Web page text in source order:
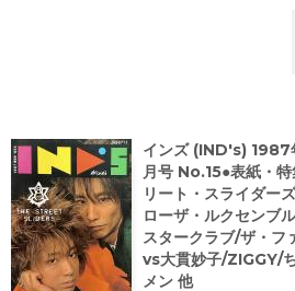
インズ (IND's) 1987
月号 No.15●表紙・特
リート・スライダー
ローザ・ルクセンブ
スタークラブ/ザ・フ
vs大貫妙子/ZIGGY/
メン 他